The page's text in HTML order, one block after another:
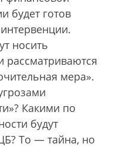
будет готов
носить
рассматриваются
мера».
Какими по
будут
То — тайна, но